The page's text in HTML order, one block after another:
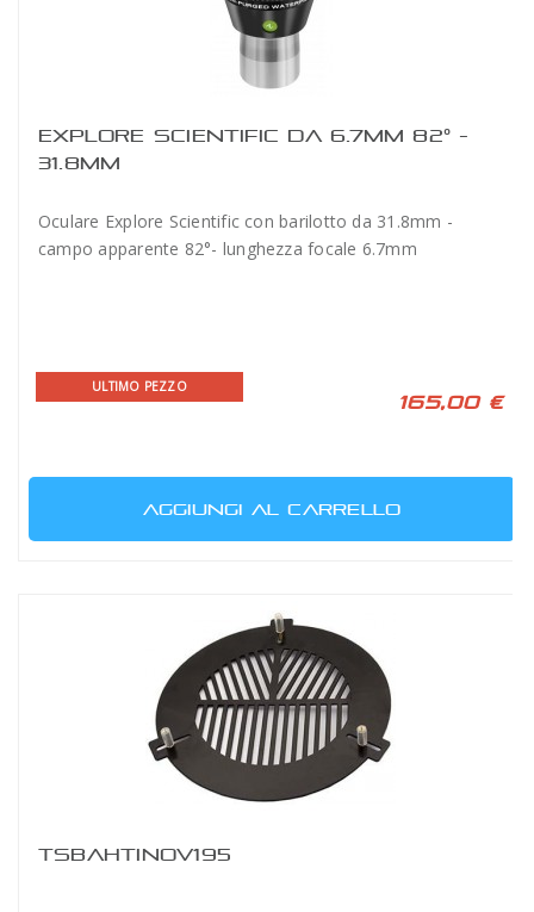
EXPLORE SCIENTIFIC DA 6.7MM 82° -
31.8MM
Oculare Explore Scientific con barilotto da 31.8mm -
campo apparente 82°- lunghezza focale 6.7mm
ULTIMO PEZZO
165,00 €
AGGIUNGI AL CARRELLO
TSBAHTINOV195